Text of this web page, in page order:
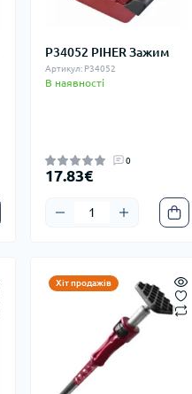
P34052 PIHER Зажим
Артикул: P34052
В наявності
0
17.83€
Хіт продажів